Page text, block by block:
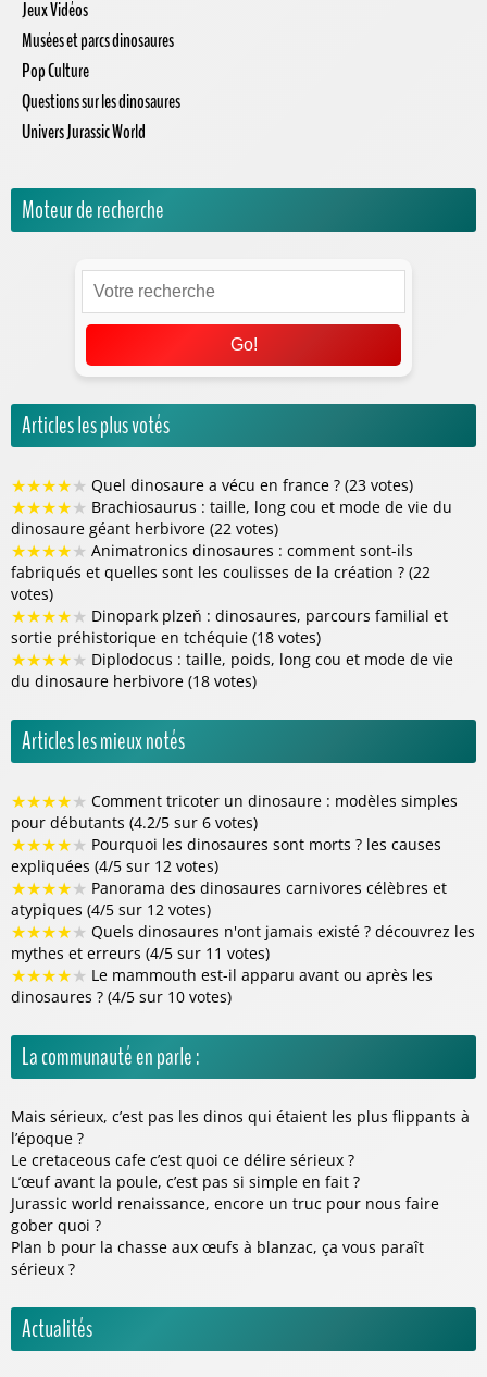
Jeux Vidéos
Musées et parcs dinosaures
Pop Culture
Questions sur les dinosaures
Univers Jurassic World
Moteur de recherche
Go!
Articles les plus votés
★★★★★ Quel dinosaure a vécu en france ? (23 votes)
★★★★★ Brachiosaurus : taille, long cou et mode de vie du
dinosaure géant herbivore (22 votes)
★★★★★ Animatronics dinosaures : comment sont-ils
fabriqués et quelles sont les coulisses de la création ? (22
votes)
★★★★★ Dinopark plzeň : dinosaures, parcours familial et
sortie préhistorique en tchéquie (18 votes)
★★★★★ Diplodocus : taille, poids, long cou et mode de vie
du dinosaure herbivore (18 votes)
Articles les mieux notés
★★★★★ Comment tricoter un dinosaure : modèles simples
pour débutants (4.2/5 sur 6 votes)
★★★★★ Pourquoi les dinosaures sont morts ? les causes
expliquées (4/5 sur 12 votes)
★★★★★ Panorama des dinosaures carnivores célèbres et
atypiques (4/5 sur 12 votes)
★★★★★ Quels dinosaures n'ont jamais existé ? découvrez les
mythes et erreurs (4/5 sur 11 votes)
★★★★★ Le mammouth est-il apparu avant ou après les
dinosaures ? (4/5 sur 10 votes)
La communauté en parle :
Mais sérieux, c’est pas les dinos qui étaient les plus flippants à
l’époque ?
Le cretaceous cafe c’est quoi ce délire sérieux ?
L’œuf avant la poule, c’est pas si simple en fait ?
Jurassic world renaissance, encore un truc pour nous faire
gober quoi ?
Plan b pour la chasse aux œufs à blanzac, ça vous paraît
sérieux ?
Actualités